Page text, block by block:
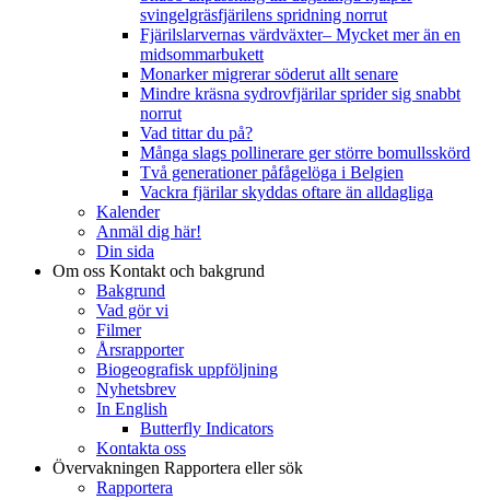
svingelgräsfjärilens spridning norrut
Fjärilslarvernas värdväxter– Mycket mer än en
midsommarbukett
Monarker migrerar söderut allt senare
Mindre kräsna sydrovfjärilar sprider sig snabbt
norrut
Vad tittar du på?
Många slags pollinerare ger större bomullsskörd
Två generationer påfågelöga i Belgien
Vackra fjärilar skyddas oftare än alldagliga
Kalender
Anmäl dig här!
Din sida
Om oss Kontakt och bakgrund
Bakgrund
Vad gör vi
Filmer
Årsrapporter
Biogeografisk uppföljning
Nyhetsbrev
In English
Butterfly Indicators
Kontakta oss
Övervakningen Rapportera eller sök
Rapportera